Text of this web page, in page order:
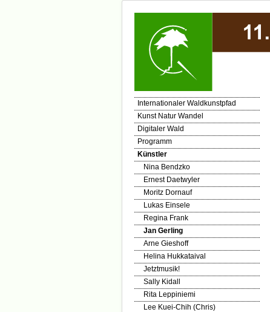
Internationaler Waldkunstpfad
Kunst Natur Wandel
Digitaler Wald
Programm
Künstler
Nina Bendzko
Ernest Daetwyler
Moritz Dornauf
Lukas Einsele
Regina Frank
Jan Gerling
Arne Gieshoff
Helina Hukkataival
Jetztmusik!
Sally Kidall
Rita Leppiniemi
Lee Kuei-Chih (Chris)